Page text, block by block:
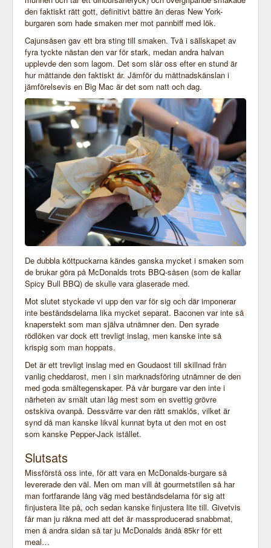
den faktiskt rätt gott, definitivt bättre än deras New York-
burgaren som hade smaken mer mot pannbiff med lök.
Cajunsåsen gav ett bra sting till smaken. Två i sällskapet av
fyra tyckte nästan den var för stark, medan andra halvan
upplevde den som lagom. Det som slår oss efter en stund är
hur mättande den faktiskt är. Jämför du mättnadskänslan i
jämförelsevis en Big Mac är det som natt och dag.
De dubbla köttpuckarna kändes ganska mycket i smaken som
de brukar göra på McDonalds trots BBQ-såsen (som de kallar
Spicy Bull BBQ) de skulle vara glaserade med.
Mot slutet styckade vi upp den var för sig och där imponerar
inte beståndsdelarna lika mycket separat. Baconen var inte så
knaperstekt som man själva utnämner den. Den syrade
rödlöken var dock ett trevligt inslag, men kanske inte så
krispig som man hoppats.
Det är ett trevligt inslag med en Goudaost till skillnad från
vanlig cheddarost, men i sin marknadsföring utnämner de den
med goda smältegenskaper. På vår burgare var den inte i
närheten av smält utan låg mest som en svettig grövre
ostskiva ovanpå. Dessvärre var den rätt smaklös, vilket är
synd då man kanske likväl kunnat byta ut den mot en ost
som kanske Pepper-Jack istället.
Slutsats
Missförstå oss inte, för att vara en McDonalds-burgare så
levererade den väl. Men om man vill åt gourmetstilen så har
man fortfarande lång väg med beståndsdelarna för sig att
finjustera lite på, och sedan kanske finjustera lite till. Givetvis
får man ju räkna med att det är massproducerad snabbmat,
men å andra sidan så tar ju McDonalds ändå 85kr för ett
meal…